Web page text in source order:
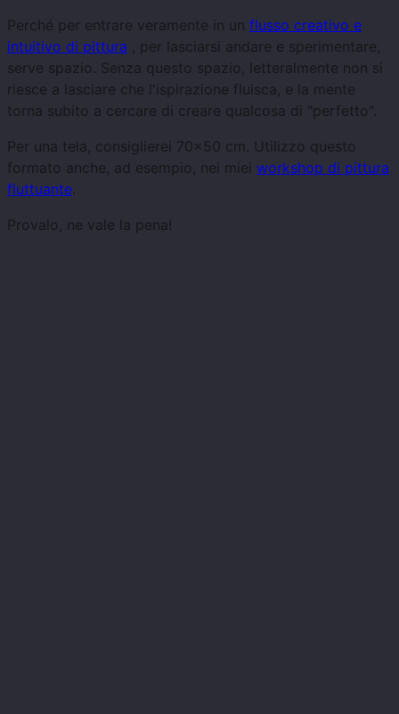
Perché per entrare veramente in un flusso creativo e
intuitivo di pittura , per lasciarsi andare e sperimentare,
serve spazio. Senza questo spazio, letteralmente non si
riesce a lasciare che l'ispirazione fluisca, e la mente
torna subito a cercare di creare qualcosa di "perfetto".
Per una tela, consiglierei 70x50 cm. Utilizzo questo
formato anche, ad esempio, nei miei workshop di pittura
fluttuante.
Provalo, ne vale la pena!